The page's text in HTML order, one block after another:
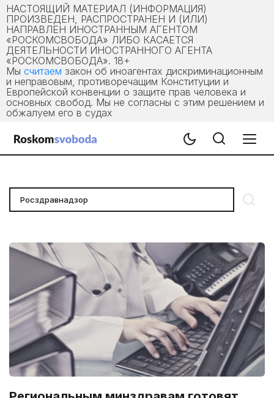
НАСТОЯЩИЙ МАТЕРИАЛ (ИНФОРМАЦИЯ)
ПРОИЗВЕДЕН, РАСПРОСТРАНЕН И (ИЛИ)
НАПРАВЛЕН ИНОСТРАННЫМ АГЕНТОМ
«РОСКОМСВОБОДА» ЛИБО КАСАЕТСЯ
ДЕЯТЕЛЬНОСТИ ИНОСТРАННОГО АГЕНТА
«РОСКОМСВОБОДА». 18+
Мы считаем закон об иноагентах дискриминационным
и неправовым, противоречащим Конституции и
Европейской конвенции о защите прав человека и
основных свобод. Мы не согласны с этим решением и
обжалуем его в судах